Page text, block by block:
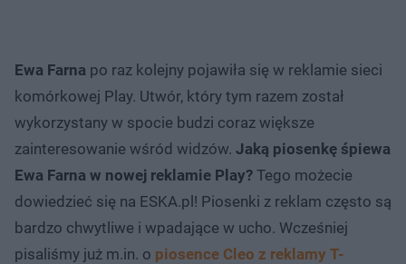
Ewa Farna po raz kolejny pojawiła się w reklamie sieci
komórkowej Play. Utwór, który tym razem został
wykorzystany w spocie budzi coraz większe
zainteresowanie wśród widzów. Jaką piosenkę śpiewa
Ewa Farna w nowej reklamie Play? Tego możecie
dowiedzieć się na ESKA.pl! Piosenki z reklam często są
bardzo chwytliwe i wpadające w ucho. Wcześniej
pisaliśmy już m.in. o piosence Cleo z reklamy T-